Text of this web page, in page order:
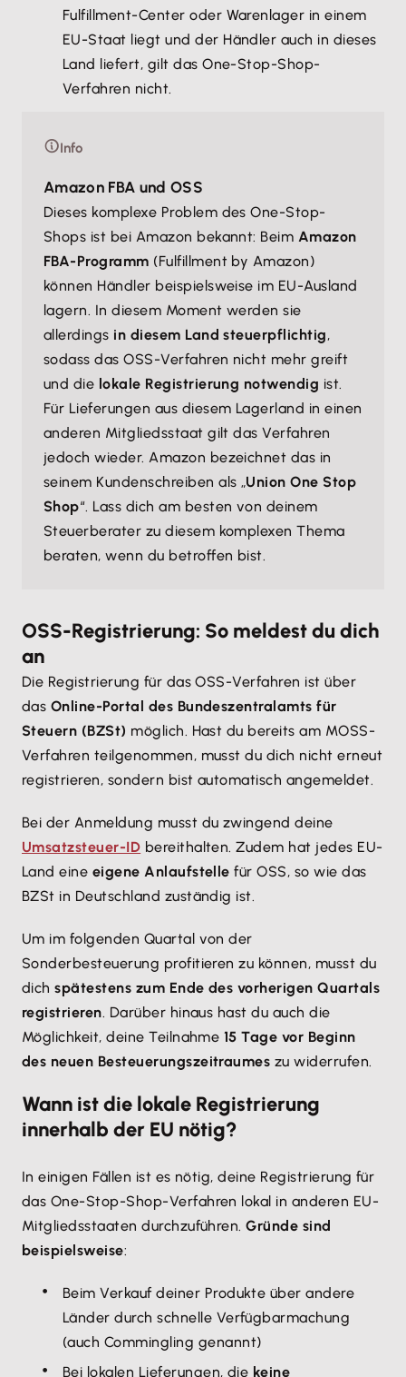
Fulfillment-Center oder Warenlager in einem
EU-Staat liegt und der Händler auch in dieses
Land liefert, gilt das One-Stop-Shop-
Verfahren nicht.
Info
Amazon FBA und OSS
Dieses komplexe Problem des One-Stop-
Shops ist bei Amazon bekannt: Beim Amazon
FBA-Programm (Fulfillment by Amazon)
können Händler beispielsweise im EU-Ausland
lagern. In diesem Moment werden sie
allerdings in diesem Land steuerpflichtig,
sodass das OSS-Verfahren nicht mehr greift
und die lokale Registrierung notwendig ist.
Für Lieferungen aus diesem Lagerland in einen
anderen Mitgliedsstaat gilt das Verfahren
jedoch wieder. Amazon bezeichnet das in
seinem Kundenschreiben als „Union One Stop
Shop“. Lass dich am besten von deinem
Steuerberater zu diesem komplexen Thema
beraten, wenn du betroffen bist.
OSS-Registrierung: So meldest du dich
an
Die Registrierung für das OSS-Verfahren ist über
das Online-Portal des Bundeszentralamts für
Steuern (BZSt) möglich. Hast du bereits am MOSS-
Verfahren teilgenommen, musst du dich nicht erneut
registrieren, sondern bist automatisch angemeldet.
Bei der Anmeldung musst du zwingend deine
Umsatzsteuer-ID bereithalten. Zudem hat jedes EU-
Land eine eigene Anlaufstelle für OSS, so wie das
BZSt in Deutschland zuständig ist.
Um im folgenden Quartal von der
Sonderbesteuerung profitieren zu können, musst du
dichspätestens zum Ende des vorherigen Quartals
registrieren. Darüber hinaus hast du auch die
Möglichkeit, deine Teilnahme 15 Tage vor Beginn
des neuen Besteuerungszeitraumes zu widerrufen.
Wann ist die lokale Registrierung
innerhalb der EU nötig?
In einigen Fällen ist es nötig, deine Registrierung für
das One-Stop-Shop-Verfahren lokal in anderen EU-
Mitgliedsstaaten durchzuführen.Gründe sind
beispielsweise:
Beim Verkauf deiner Produkte über andere
Länder durch schnelle Verfügbarmachung
(auch Commingling genannt)
Bei lokalen Lieferungen, die keine